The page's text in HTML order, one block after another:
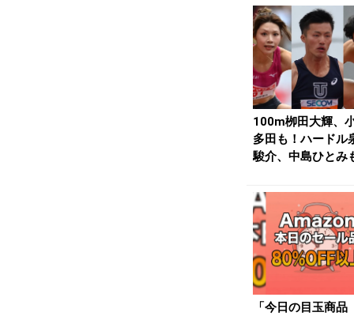
100m栁田大輝、
多田も！ハードル
駿介、中島ひとみ
「今日の目玉商品